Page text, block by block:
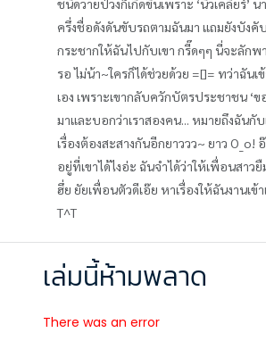
ชนิดวายป่วงก็เกิดขึ้นเพราะ ‘นิวเคลียร์’
ครึ่งชื่อดังดันขับรถตามฉันมา แถมยังบังคั
กระชากให้ฉันไปกับเขา กรี๊ดๆๆ นี่จะลักพ
รอ ไม่น้า~ใครก็ได้ช่วยด้วย =[]= ทว่าฉันเ
เอง เพราะเขากลับควักบัตรประชาชน ‘ข
มาและบอกว่าเราสองคน... หมายถึงฉันกับ
เรื่องต้องสะสางกันอีกยาววว~ ยาว O_o!
อยู่ที่เขาได้ไงอ่ะ ฉันจำได้ว่าให้เพื่อนสาว
ฮึ่ย ยัยเพื่อนตัวดีเอ๊ย หาเรื่องให้ฉันงานเข้
T^T
เล่มนี้ห้ามพลาด
There was an error